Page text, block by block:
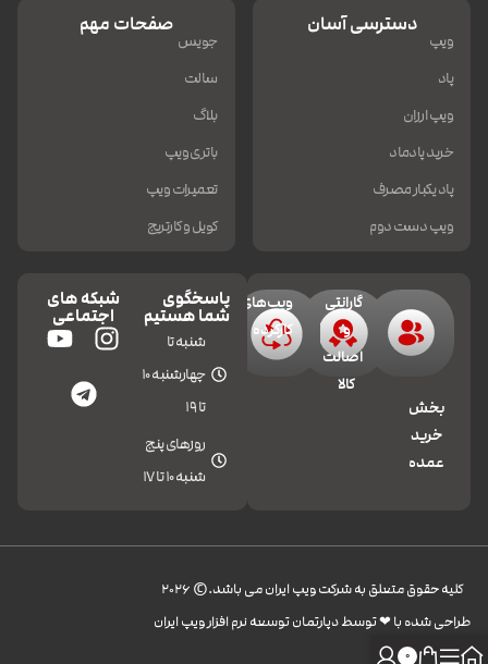
دسترسی آسان
ویپ
پاد
ویپ ارزان
خرید پادماد
پاد یکبار مصرف
ویپ دست دوم
صفحات مهم
جویس
سالت
بلاگ
باتری ویپ
تعمیرات ویپ
کویل و کارتریج
بخش
خرید
عمده
گارانتی
و
اصالت
کالا
ویپ‌های
کارکرده
پاسخگوی
شما هستیم
شنبه تا
چهارشنبه 10
تا 19
روزهای پنج
شنبه 10 تا 17
شبکه های
اجتماعی
کليه حقوق متعلق به شرکت ویپ ایران می باشد.© 2026
طراحی شده با ❤︎ توسط دپارتمان توسعه نرم افزار ویپ ایران
0